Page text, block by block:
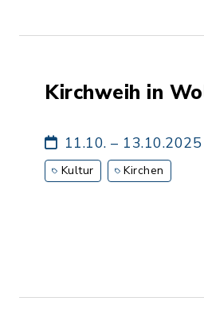
Kirchweih in
11.10. – 13.10.2025
Kultur Kirchen